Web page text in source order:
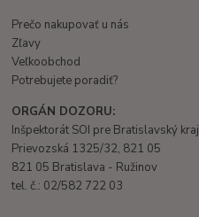
Prečo nakupovať u nás
Zľavy
Veľkoobchod
Potrebujete poradiť?
ORGÁN DOZORU:
Inšpektorát SOI pre Bratislavský kraj
Prievozská 1325/32, 821 05
821 05 Bratislava - Ružinov
tel. č.: 02/582 722 03